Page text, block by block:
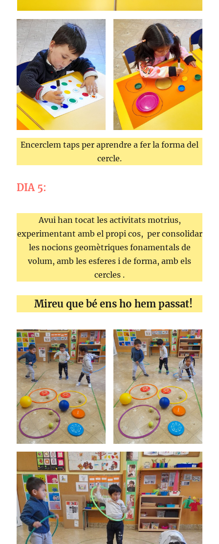
Encerclem taps per aprendre a fer la forma del
cercle.
DIA 5:
Avui han tocat les activitats motrius,
experimentant amb el propi cos, per consolidar
les nocions geomètriques fonamentals de
volum, amb les esferes i de forma, amb els
cercles .
Mireu que bé ens ho hem passat!